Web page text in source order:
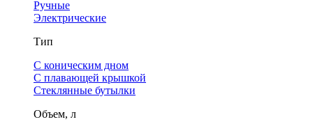
Ручные
Электрические
Тип
С коническим дном
С плавающей крышкой
Стеклянные бутылки
Объем, л